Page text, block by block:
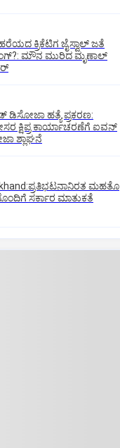
ಕ್ರಿಕೆಟಿಗ ಜೈಸ್ವಾಲ್‌ ಜತೆ
ಮೌನ ಮುರಿದ ಮೃಣಾಲ್‌
ಡಿಸೋಜಾ ಹತ್ಯೆ ಪ್ರಕರಣ:
ಕ್ಷಿಪ್ರ ಕಾರ್ಯಾಚರಣೆಗೆ ಐವನ್
ಶ್ಲಾಘನೆ
ಮಹತೊ
ಸರ್ಕಾರ ಮಾತುಕತೆ